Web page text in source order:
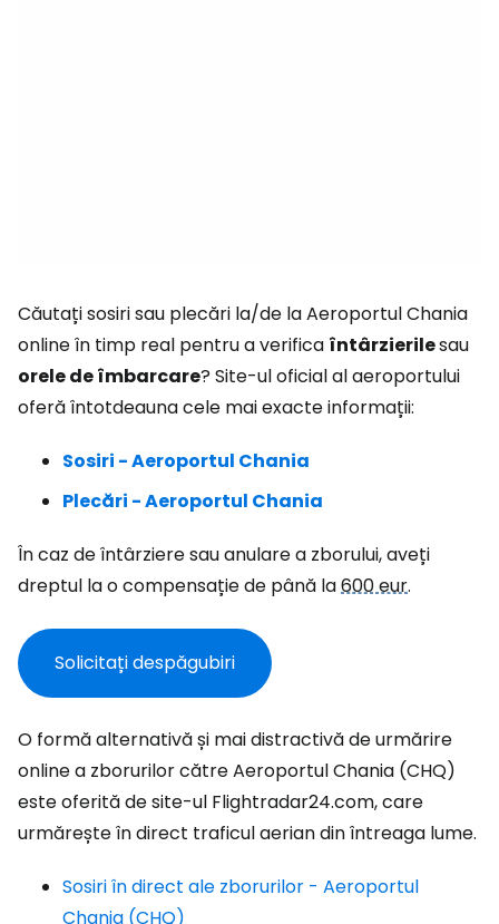
Căutați sosiri sau plecări la/de la Aeroportul Chania
online în timp real pentru a verifica întârzierilesau
orele de îmbarcare? Site-ul oficial al aeroportului
oferă întotdeauna cele mai exacte informații:
Sosiri - Aeroportul Chania
Plecări - Aeroportul Chania
În caz de întârziere sau anulare a zborului, aveți
dreptul la o compensație de până la600 eur.
Solicitați despăgubiri
O formă alternativă și mai distractivă de urmărire
online a zborurilor către Aeroportul Chania (CHQ)
este oferită de site-ul Flightradar24.com, care
urmărește în direct traficul aerian din întreaga lume.
Sosiri în direct ale zborurilor - Aeroportul
Chania (CHQ)